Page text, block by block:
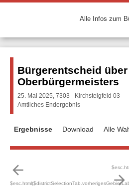
Alle Infos zum
Bürgerentscheid
Oberbürgermeisters
25. Mai 2025, 7303 - Kirchsteigfeld 03
Amtliches Endergebnis
Ergebnisse Download Alle
arrow_back
arrow_forward